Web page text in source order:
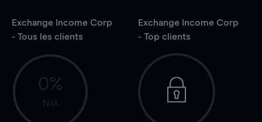
Exchange Income Corp
- Tous les clients
0%
N/A
Exchange Income Corp
- Top clients